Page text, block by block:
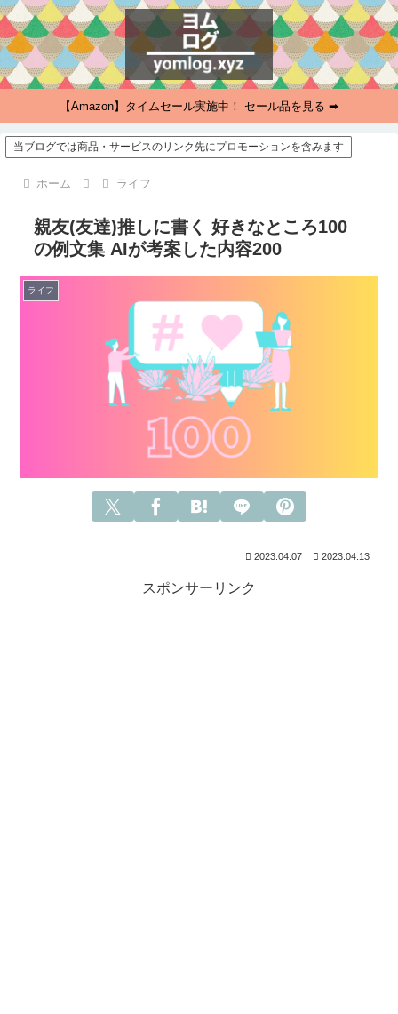
【Amazon】タイムセール実施中！ セール品を見る ➡
当ブログでは商品・サービスのリンク先にプロモーションを含みます
ホーム ライフ
親友(友達)推しに書く 好きなところ100
の例文集 AIが考案した内容200
ライフ
2023.04.07 2023.04.13
スポンサーリンク